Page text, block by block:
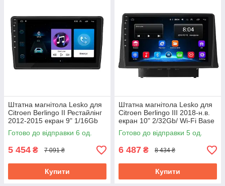
Штатна магнітола Lesko для
Citroen Berlingo II Рестайлінг
2012-2015 екран 9" 1/16Gb
Base Wi-Fi GPS Берлінго
Готово до відправки 6 од.
5 454 ₴ 7 091 ₴
Купити
Штатна магнітола Lesko для
Citroen Berlingo III 2018-н.в.
екран 10" 2/32Gb/ Wi-Fi Base
GPS Android Ситроен
Готово до відправки 5 од.
6 487 ₴ 8 434 ₴
Купити